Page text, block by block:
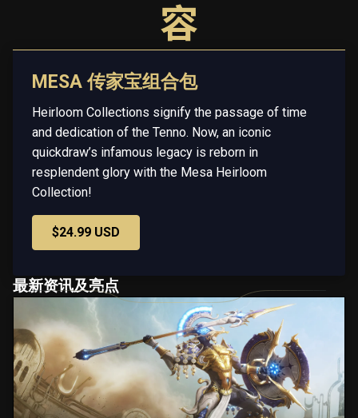
容
MESA 传家宝组合包
Heirloom Collections signify the passage of time
and dedication of the Tenno. Now, an iconic
quickdraw’s infamous legacy is reborn in
resplendent glory with the Mesa Heirloom
Collection!
$24.99 USD
最新资讯及亮点